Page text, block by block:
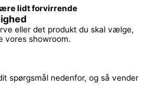
lidt forvirrende
eller det produkt du skal vælge,
vores showroom.
spørgsmål nedenfor, og så vender